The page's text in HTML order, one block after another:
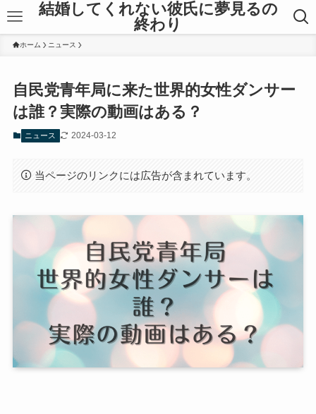
結婚してくれない彼氏に夢見るの
終わり
ホーム ニュース
自民党青年局に来た世界的女性ダンサー
は誰？実際の動画はある？
ニュース 2024-03-12
当ページのリンクには広告が含まれています。